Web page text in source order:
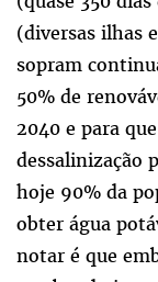
(diversas ilhas
sopram
50% de
2040 e para
dessalinização
hoje 90% da
obter água
notar é que